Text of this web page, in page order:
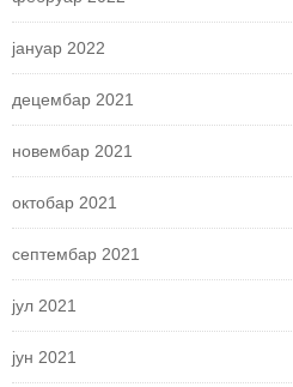
јануар 2022
децембар 2021
новембар 2021
октобар 2021
септембар 2021
јул 2021
јун 2021